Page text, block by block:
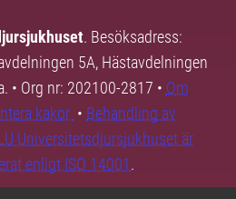
. Besöksadress:
5A, Hästavdelningen
• Org nr: 202100-2817 • Om
kakor • Behandling av
Universitetsdjursjukhuset är
enligt ISO 14001.